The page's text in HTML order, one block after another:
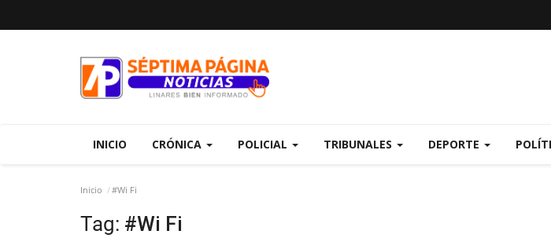
INICIO CRÓNICA POLICIAL TRIBUNALES DEPORTE
Inicio #Wi Fi
Tag: #Wi Fi